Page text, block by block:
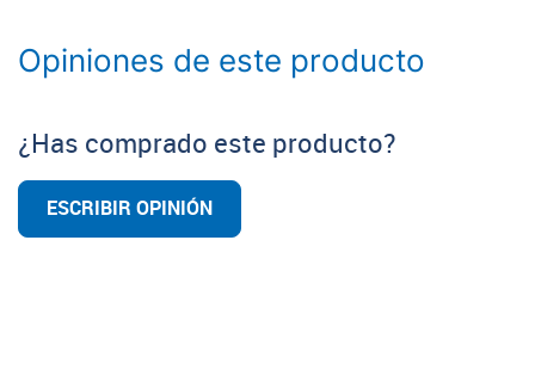
Opiniones de este producto
¿Has comprado este producto?
ESCRIBIR OPINIÓN